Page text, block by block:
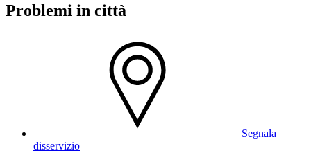
Problemi in città
Segnala
disservizio